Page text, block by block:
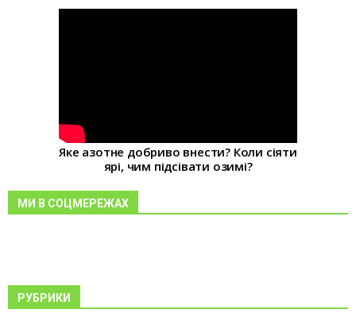
Яке азотне добриво внести? Коли сіяти
ярі, чим підсівати озимі?
МИ В СОЦМЕРЕЖАХ
РУБРИКИ